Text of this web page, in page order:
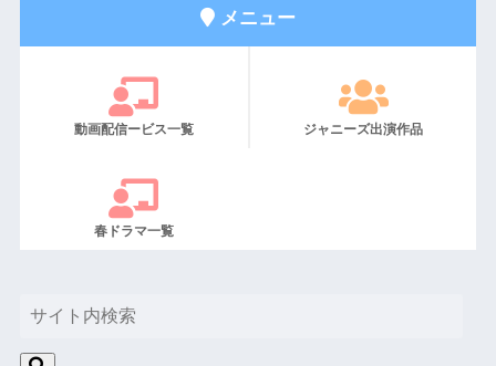
メニュー
動画配信ービス一覧 ジャニーズ出演作品
春ドラマ一覧